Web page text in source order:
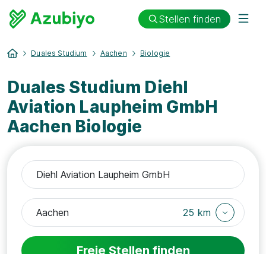
Stellen finden
Duales Studium Aachen Biologie
Duales Studium Diehl
Aviation Laupheim GmbH
Aachen Biologie
25 km
Freie Stellen finden